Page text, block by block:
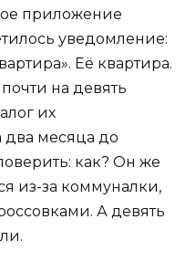
приложение
уведомление:
Её квартира.
на девять
их
два месяца до
как? Он же
из-за коммуналки,
А девять